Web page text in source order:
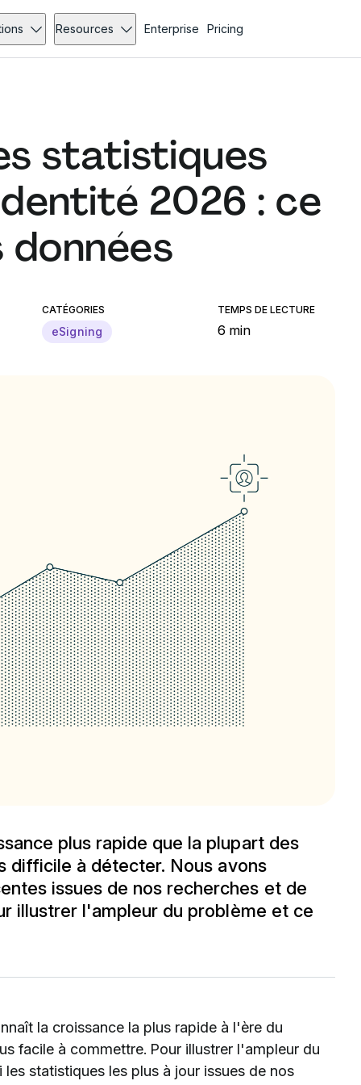
Resources Enterprise Pricing
statistiques
2026 : ce
données
CATÉGORIES
eSigning
TEMPS DE LECTURE
6 min
plus rapide que la plupart des
difficile à détecter. Nous avons
issues de nos recherches et de
illustrer l'ampleur du problème et ce
la croissance la plus rapide à l'ère du
facile à commettre. Pour illustrer l'ampleur du
statistiques les plus à jour issues de nos